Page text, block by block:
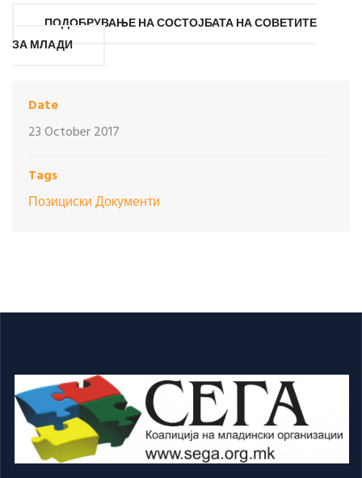
ПОДОБРУВАЊЕ НА СОСТОЈБАТА НА СОВЕТИТЕ
ЗА МЛАДИ
Date
23 October 2017
Tags
Позициски Документи